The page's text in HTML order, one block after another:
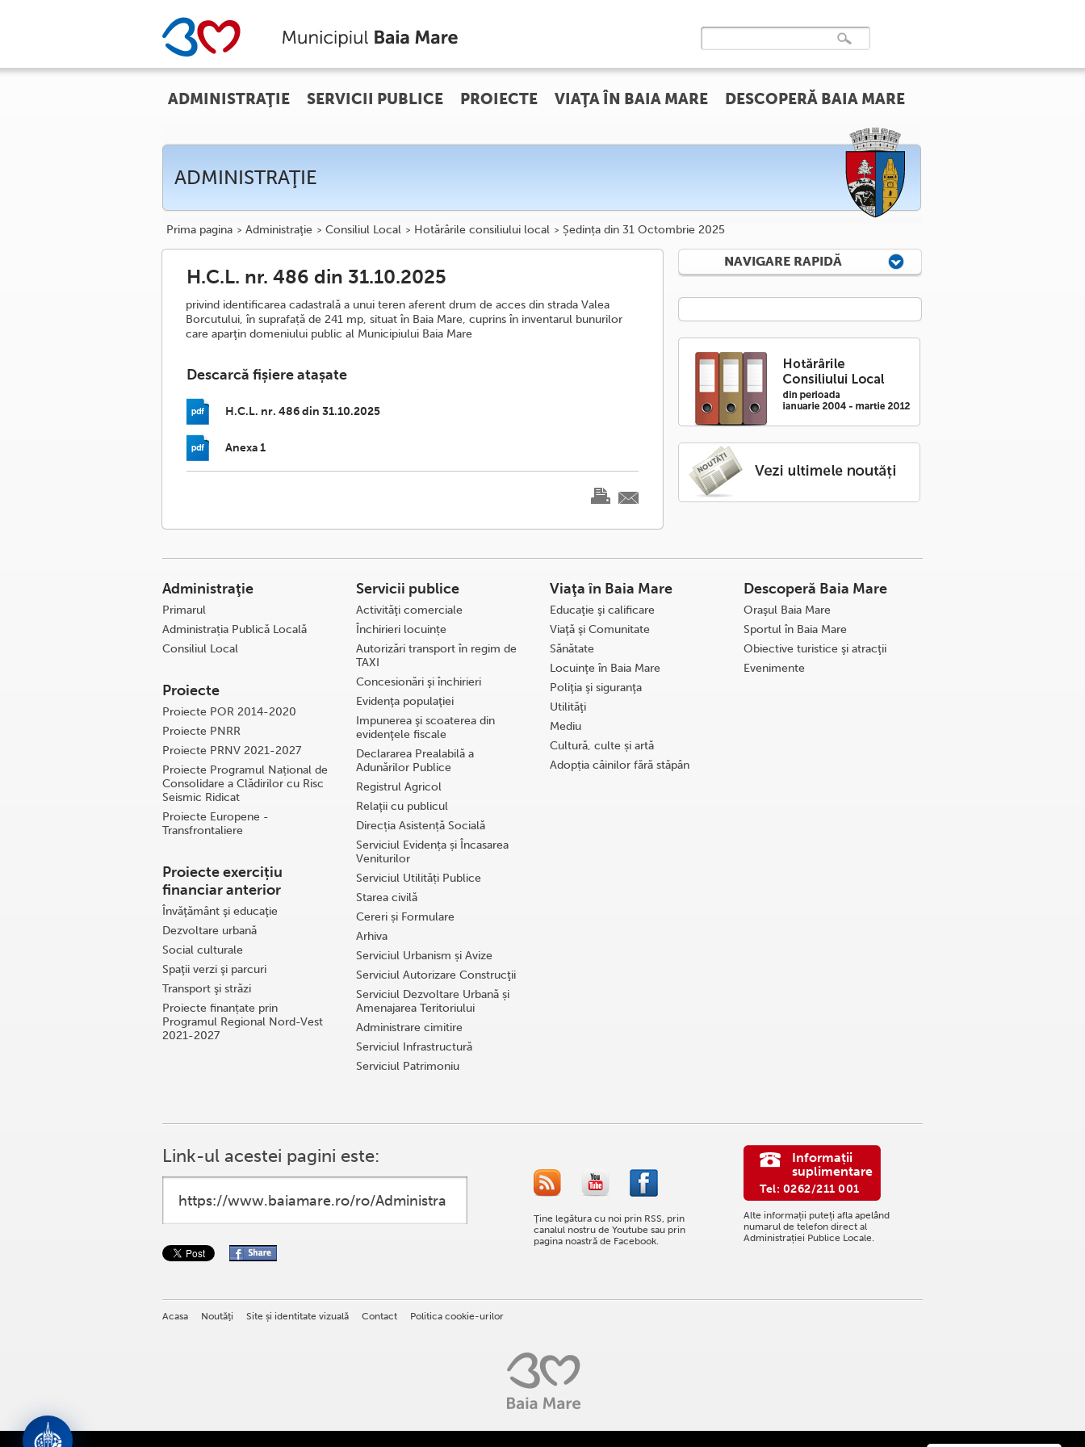
ADMINISTRAŢIE
Prima pagina Administraţie Consiliul Local Hotărârile consiliului local Ședința din 31 Octombrie 2025
H.C.L. nr. 486 din 31.10.2025
privind identificarea cadastrală a unui teren aferent drum de acces din strada Valea
Borcutului, în suprafață de 241 mp, situat în Baia Mare, cuprins în inventarul bunurilor
care aparţin domeniului public al Municipiului Baia Mare
Descarcă fișiere atașate
H.C.L. nr. 486 din 31.10.2025
Anexa 1
NAVIGARE RAPIDĂ
Administraţie
Primarul
Administrația Publică Locală
Consiliul Local
Proiecte
Proiecte POR 2014-2020
Proiecte PNRR
Proiecte PRNV 2021-2027
Proiecte Programul Național de
Consolidare a Clădirilor cu Risc
Seismic Ridicat
Proiecte Europene -
Transfrontaliere
Proiecte exercițiu
financiar anterior
Învăţământ şi educaţie
Dezvoltare urbană
Social culturale
Spaţii verzi şi parcuri
Transport şi străzi
Proiecte finanțate prin
Programul Regional Nord-Vest
2021-2027
Servicii publice
Activităţi comerciale
Închirieri locuințe
Autorizări transport în regim de
TAXI
Concesionări şi închirieri
Evidenţa populaţiei
Impunerea şi scoaterea din
evidenţele fiscale
Declararea Prealabilă a
Adunărilor Publice
Registrul Agricol
Relaţii cu publicul
Direcția Asistență Socială
Serviciul Evidența și Încasarea
Veniturilor
Serviciul Utilități Publice
Starea civilă
Cereri și Formulare
Arhiva
Serviciul Urbanism și Avize
Serviciul Autorizare Construcţii
Serviciul Dezvoltare Urbană și
Amenajarea Teritoriului
Administrare cimitire
Serviciul Infrastructură
Serviciul Patrimoniu
Viaţa în Baia Mare
Educaţie şi calificare
Viaţă şi Comunitate
Sănătate
Locuinţe în Baia Mare
Poliţia şi siguranţa
Utilităţi
Mediu
Cultură, culte și artă
Adopția câinilor fără stăpân
Descoperă Baia Mare
Oraşul Baia Mare
Sportul în Baia Mare
Obiective turistice şi atracţii
Evenimente
Link-ul acestei pagini este:
Ţine legătura cu noi prin RSS, prin
canalul nostru de Youtube sau prin
pagina noastră de Facebook.
Informații
suplimentare
Tel: 0262/211 001
Alte informații puteți afla apelând
numarul de telefon direct al
Administrației Publice Locale.
Acasa Noutăţi Site și identitate vizuală Contact Politica cookie-urilor
ADMINISTRAŢIE SERVICII PUBLICE PROIECTE VIAŢA ÎN BAIA MARE DESCOPERĂ BAIA MARE